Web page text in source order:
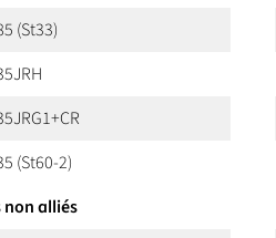
(St33)
(St60-2)
non alliés